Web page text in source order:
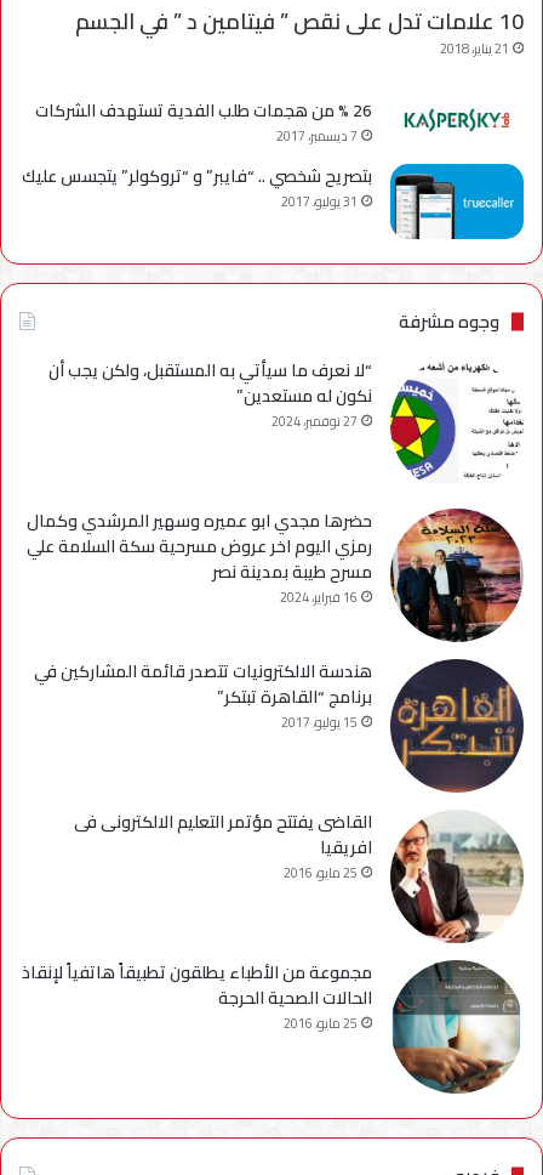
10 علامات تدل على نقص ” فيتامين د ” في الجسم
21 يناير، 2018
26 % من هجمات طلب الفدية تستهدف الشركات
7 ديسمبر، 2017
بتصريح شخصي .. “فايبر” و “تروكولر” يتجسس عليك
31 يوليو، 2017
وجوه مشرفة
“لا نعرف ما سيأتي به المستقبل، ولكن يجب أن
نكون له مستعدين”
27 نوفمبر، 2024
حضرها مجدي ابو عميره وسهير المرشدي وكمال
رمزي اليوم اخر عروض مسرحية سكة السلامة علي
مسرح طيبة بمدينة نصر
16 فبراير، 2024
هندسة الالكترونيات تتصدر قائمة المشاركين في
برنامج “القاهرة تبتكر”
15 يوليو، 2017
القاضى يفتتح مؤتمر التعليم الالكترونى فى
افريقيا
25 مايو، 2016
مجموعة من الأطباء يطلقون تطبيقاً هاتفياً لإنقاذ
الحالات الصحية الحرجة
25 مايو، 2016